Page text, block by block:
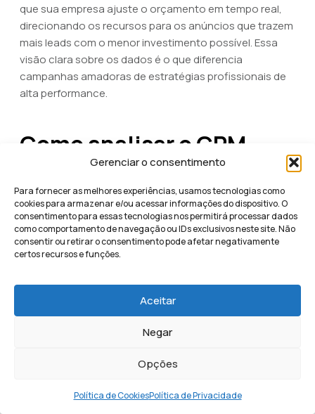
Gerenciar o consentimento
Para fornecer as melhores experiências, usamos tecnologias como
cookies para armazenar e/ou acessar informações do dispositivo. O
consentimento para essas tecnologias nos permitirá processar dados
como comportamento de navegação ou IDs exclusivos neste site. Não
consentir ou retirar o consentimento pode afetar negativamente
certos recursos e funções.
Aceitar
Negar
Opções
Política de CookiesPolítica de Privacidade
que sua empresa ajuste o orçamento em tempo real,
direcionando os recursos para os anúncios que trazem
mais leads com o menor investimento possível. Essa
visão clara sobre os dados é o que diferencia
campanhas amadoras de estratégias profissionais de
alta performance.
Como analisar o CPM
para escalar seus
resultados?
Analisar o CPM para escalar seus resultados consiste
em monitorar a estabilidade dessa métrica enquanto
de alcançar novas pessoas não inviabilize a margem de
lucro por lead gerado. Se o valor por mil impressões
permanece controlado mesmo com orçamentos
No marketing de performance para pequenas e médias